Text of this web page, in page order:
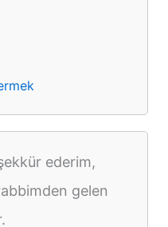
ederim,
gelen